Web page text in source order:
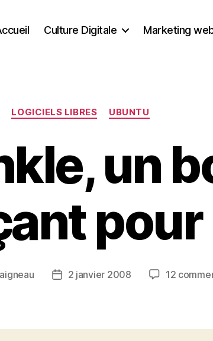
Culture Digitale Marketing
Catégories
LOGICIELS LIBRES UBUNTU
un
pour
Date2 janvier 2008 12